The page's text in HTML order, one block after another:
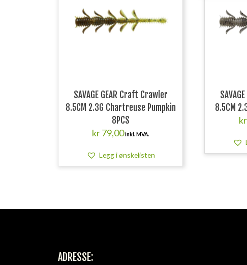
SAVAGE GEAR Craft Crawler
8.5CM 2.3G Chartreuse Pumpkin
8PCS
kr79,00inkl. MVA.
Legg i ønskelisten
8.5CM
kr
ADRESSE: